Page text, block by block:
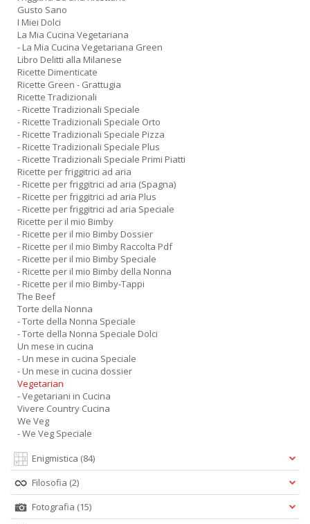
Gusto Sano
I Miei Dolci
La Mia Cucina Vegetariana
- La Mia Cucina Vegetariana Green
Libro Delitti alla Milanese
Ricette Dimenticate
Ricette Green - Grattugia
Ricette Tradizionali
- Ricette Tradizionali Speciale
- Ricette Tradizionali Speciale Orto
- Ricette Tradizionali Speciale Pizza
- Ricette Tradizionali Speciale Plus
- Ricette Tradizionali Speciale Primi Piatti
Ricette per friggitrici ad aria
- Ricette per friggitrici ad aria (Spagna)
- Ricette per friggitrici ad aria Plus
- Ricette per friggitrici ad aria Speciale
Ricette per il mio Bimby
- Ricette per il mio Bimby Dossier
- Ricette per il mio Bimby Raccolta Pdf
- Ricette per il mio Bimby Speciale
- Ricette per il mio Bimby della Nonna
- Ricette per il mio Bimby-Tappi
The Beef
Torte della Nonna
- Torte della Nonna Speciale
- Torte della Nonna Speciale Dolci
Un mese in cucina
- Un mese in cucina Speciale
- Un mese in cucina dossier
Vegetarian
- Vegetariani in Cucina
Vivere Country Cucina
We Veg
- We Veg Speciale
Enigmistica (84)
Filosofia (2)
Fotografia (15)